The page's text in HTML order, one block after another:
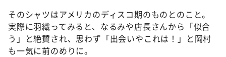
そのシャツはアメリカのディスコ期のものとのこと。
実際に羽織ってみると、なるみや店長さんから「似合
う」と絶賛され、思わず「出会いやこれは！」と岡村
も一気に前のめりに。